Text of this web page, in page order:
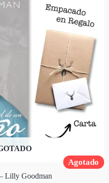
Agotado
Lilly Goodman